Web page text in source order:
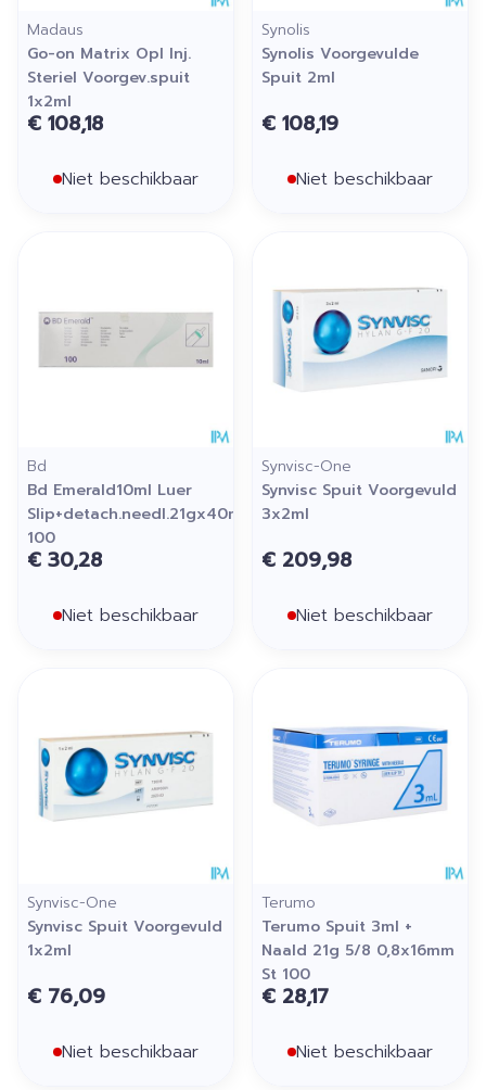
Madaus
Go-on Matrix Opl Inj.
Steriel Voorgev.spuit
1x2ml
€ 108,18
Niet beschikbaar
Synolis
Synolis Voorgevulde
Spuit 2ml
€ 108,19
Niet beschikbaar
Bd
Bd Emerald10ml Luer
Slip+detach.needl.21gx40mm
100
€ 30,28
Niet beschikbaar
Synvisc-One
Synvisc Spuit Voorgevuld
3x2ml
€ 209,98
Niet beschikbaar
Synvisc-One
Synvisc Spuit Voorgevuld
1x2ml
€ 76,09
Niet beschikbaar
Terumo
Terumo Spuit 3ml +
Naald 21g 5/8 0,8x16mm
St 100
€ 28,17
Niet beschikbaar